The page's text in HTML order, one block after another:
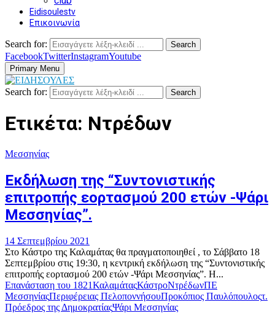
Eidisoulestv
Επικοινωνία
Search for: Search
FacebookTwitterInstagramYoutube
Primary Menu
Search for: Search
Ετικέτα: Ντρέδων
Μεσσηνίας
Eκδήλωση της “Συντονιστικής
επιτροπής εορτασμού 200 ετών -Ψάρι
Μεσσηνίας”.
14 Σεπτεμβρίου 2021
Στο Κάστρο της Καλαμάτας θα πραγματοποιηθεί , το Σάββατο 18
Σεπτεμβρίου στις 19:30, η κεντρική εκδήλωση της “Συντονιστικής
επιτροπής εορτασμού 200 ετών -Ψάρι Μεσσηνίας”. Η...
Επανάσταση του 1821ΚαλαμάταςΚάστροΝτρέδωνΠΕ
ΜεσσηνίαςΠεριφέρειας ΠελοποννήσουΠροκόπιος Παυλόπουλοςτ.
Πρόεδρος της ΔημοκρατίαςΨάρι Μεσσηνίας